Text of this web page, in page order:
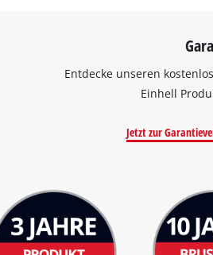
Entdecke unseren
Einhell
Jetzt zur